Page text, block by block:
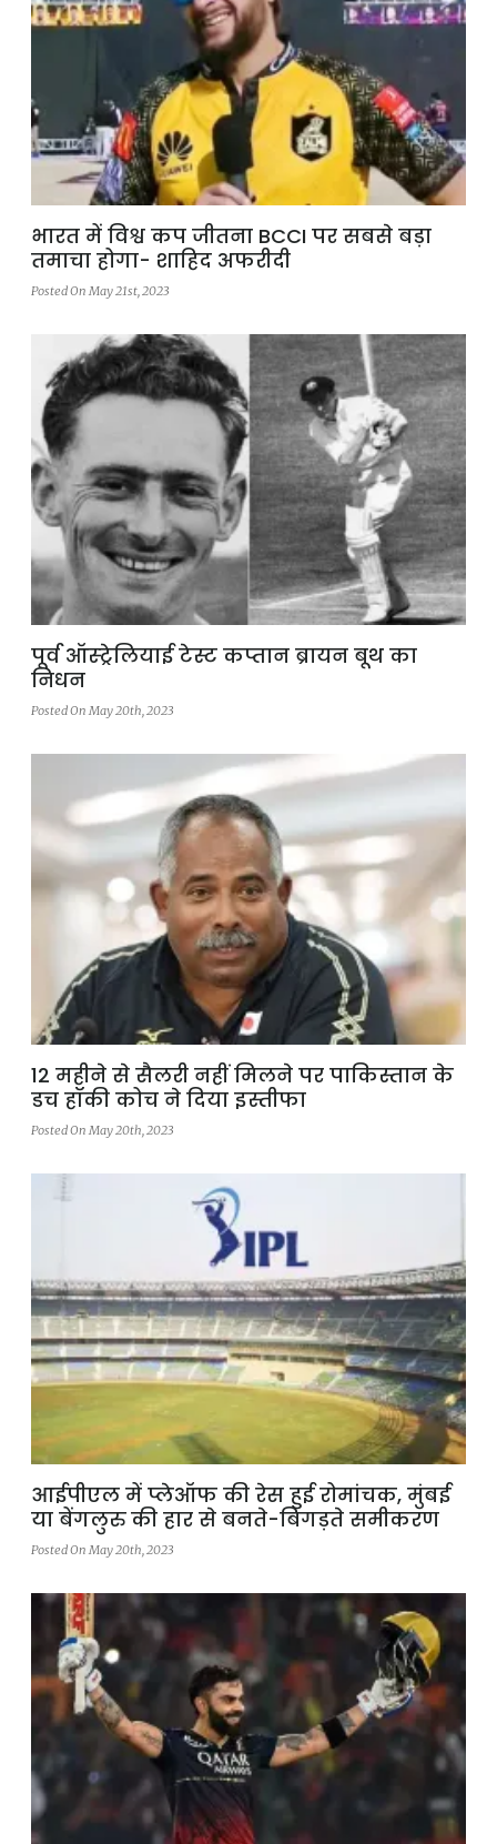
भारत में विश्व कप जीतना BCCI पर सबसे बड़ा
तमाचा होगा- शाहिद अफरीदी
Posted On May 21st, 2023
पूर्व ऑस्ट्रेलियाई टेस्ट कप्तान ब्रायन बूथ का
निधन
Posted On May 20th, 2023
12 महीने से सैलरी नहीं मिलने पर पाकिस्तान के
डच हॉकी कोच ने दिया इस्तीफा
Posted On May 20th, 2023
आईपीएल में प्लेऑफ की रेस हुई रोमांचक, मुंबई
या बेंगलुरु की हार से बनते-बिगड़ते समीकरण
Posted On May 20th, 2023